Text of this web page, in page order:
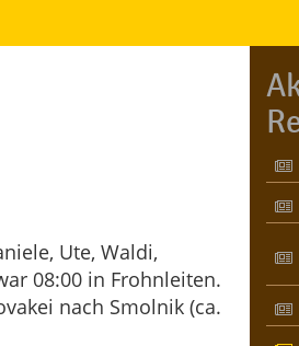
Ute, Waldi,
08:00 in Frohnleiten.
nach Smolnik (ca.